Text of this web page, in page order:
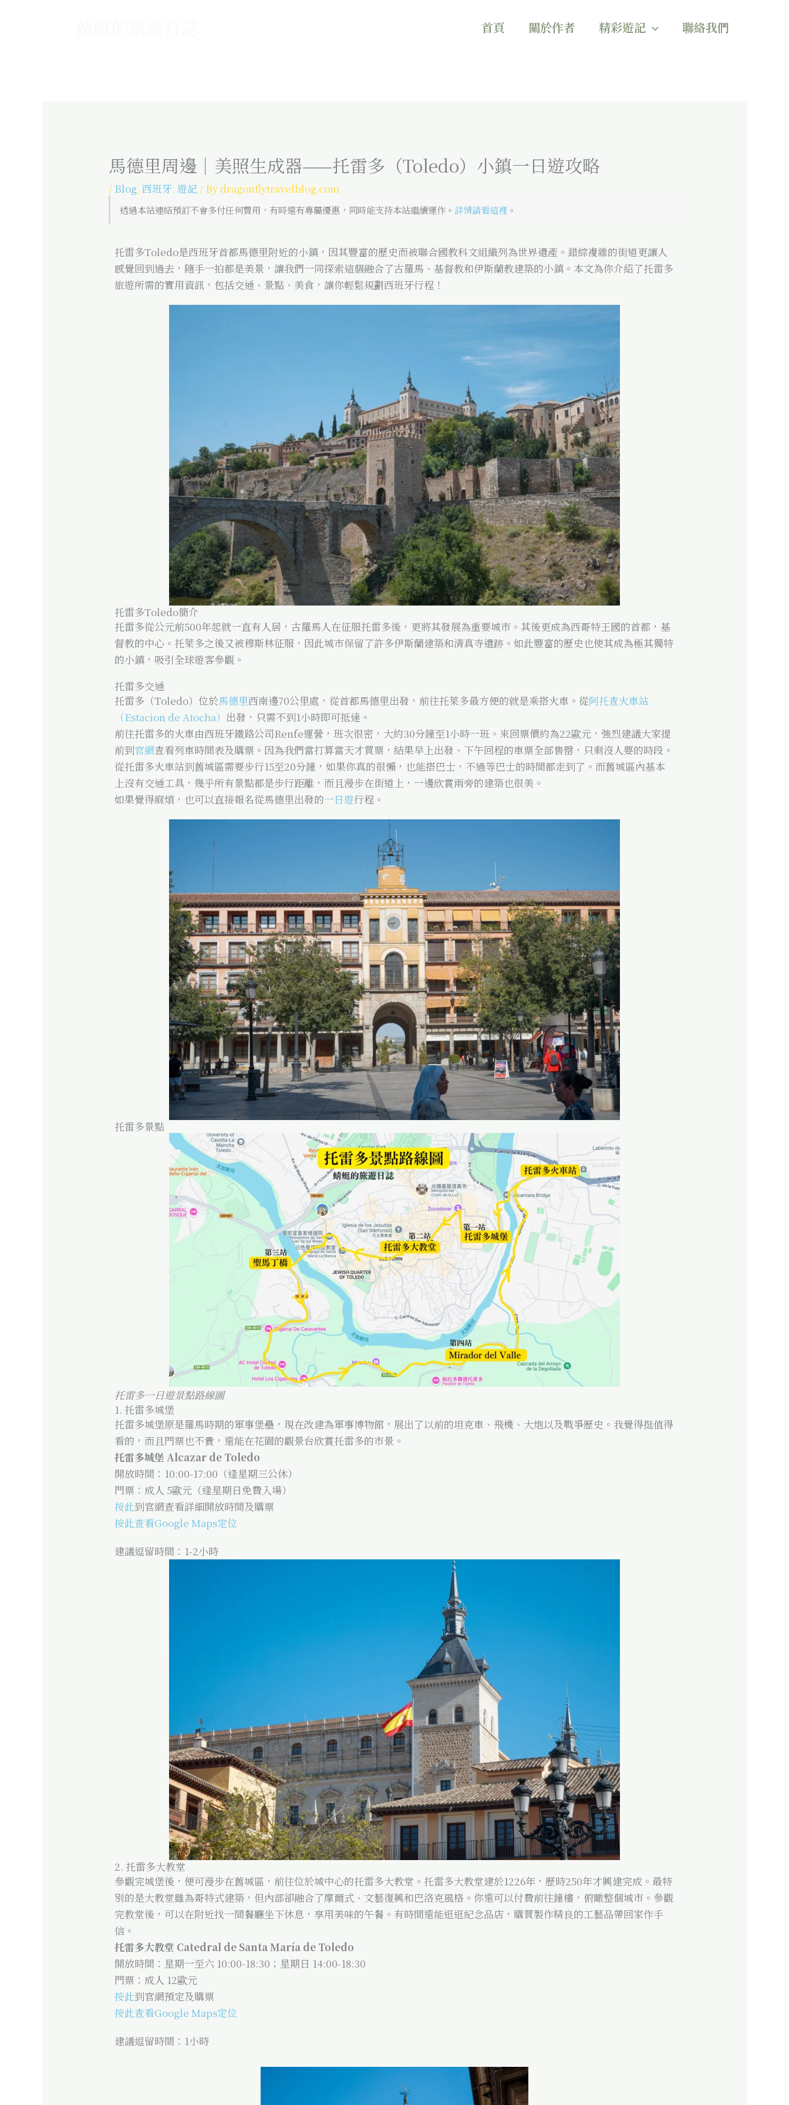
首頁 關於作者 精彩遊記 聯絡我們
馬德里周邊｜美照生成器——托雷多（Toledo）小鎮一日遊攻略
/ Blog,西班牙,遊記 / Bydragonflytravelblog.com
透過本站連結預訂不會多付任何費用，有時還有專屬優惠，同時能支持本站繼續運作。 詳情請看這裡 。
托雷多Toledo是西班牙首都馬德里附近的小鎮，因其豐富的歷史而被聯合國教科文組織列為世界遺產。錯綜複雜的街道更讓人
感覺回到過去，隨手一拍都是美景，讓我們一同探索這個融合了古羅馬、基督教和伊斯蘭教建築的小鎮。本文為你介紹了托雷多
旅遊所需的實用資訊，包括交通、景點、美食，讓你輕鬆規劃西班牙行程！
托雷多Toledo簡介
托雷多從公元前500年起就一直有人居，古羅馬人在征服托雷多後，更將其發展為重要城市。其後更成為西哥特王國的首都，基
督教的中心。托萊多之後又被穆斯林征服，因此城市保留了許多伊斯蘭建築和清真寺遺跡。如此豐富的歷史也使其成為極其獨特
的小鎮，吸引全球遊客參觀。
托雷多交通
托雷多（Toledo）位於馬德里西南邊70公里處，從首都馬德里出發，前往托萊多最方便的就是乘搭火車。從阿托查火車站
（Estacion de Atocha） 出發，只需不到1小時即可抵達。
前往托雷多的火車由西班牙鐵路公司Renfe運營，班次很密，大約30分鐘至1小時一班。來回票價約為22歐元，強烈建議大家提
前到官網查看列車時間表及購票。因為我們當打算當天才買票，結果早上出發、下午回程的車票全部售罄，只剩沒人要的時段。
從托雷多火車站到舊城區需要步行15至20分鐘，如果你真的很懶，也能搭巴士，不過等巴士的時間都走到了。而舊城區內基本
上沒有交通工具，幾乎所有景點都是步行距離，而且漫步在街道上，一邊欣賞兩旁的建築也很美。
如果覺得麻煩，也可以直接報名從馬德里出發的一日遊行程。
托雷多景點
托雷多一日遊景點路線圖
1. 托雷多城堡
托雷多城堡原是羅馬時期的軍事堡壘，現在改建為軍事博物館，展出了以前的坦克車、飛機、大炮以及戰爭歷史。我覺得挺值得
看的，而且門票也不貴，還能在花園的觀景台欣賞托雷多的市景。
托雷多城堡 Alcazar de Toledo
開放時間：10:00-17:00（逢星期三公休）
門票：成人 5歐元（逢星期日免費入場）
按此到官網查看詳細開放時間及購票
按此查看Google Maps定位
建議逗留時間：1-2小時
2. 托雷多大教堂
參觀完城堡後，便可漫步在舊城區，前往位於城中心的托雷多大教堂。托雷多大教堂建於1226年，歷時250年才興建完成。最特
別的是大教堂雖為哥特式建築，但內部卻融合了摩爾式、文藝復興和巴洛克風格。你還可以付費前往鐘樓，俯瞰整個城市。參觀
完教堂後，可以在附近找一間餐廳坐下休息，享用美味的午餐。有時間還能逛逛紀念品店，購買製作精良的工藝品帶回家作手
信。
托雷多大教堂 Catedral de Santa María de Toledo
開放時間：星期一至六 10:00-18:30；星期日 14:00-18:30
門票：成人 12歐元
按此到官網預定及購票
按此查看Google Maps定位
建議逗留時間：1小時